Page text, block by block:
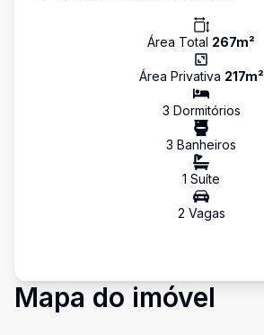
Área Total 267m²
Área Privativa 217m²
3 Dormitórios
3 Banheiros
1 Suíte
2 Vagas
Mapa do imóvel